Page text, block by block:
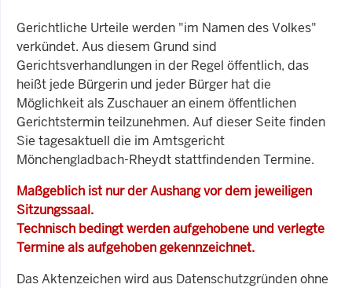
Gerichtliche Urteile werden "im Namen des Volkes"
verkündet. Aus diesem Grund sind
Gerichtsverhandlungen in der Regel öffentlich, das
heißt jede Bürgerin und jeder Bürger hat die
Möglichkeit als Zuschauer an einem öffentlichen
Gerichtstermin teilzunehmen. Auf dieser Seite finden
Sie tagesaktuell die im Amtsgericht
Mönchengladbach-Rheydt stattfindenden Termine.
Maßgeblich ist nur der Aushang vor dem jeweiligen
Sitzungssaal.
Technisch bedingt werden aufgehobene und verlegte
Termine als aufgehoben gekennzeichnet.
Das Aktenzeichen wird aus Datenschutzgründen ohne